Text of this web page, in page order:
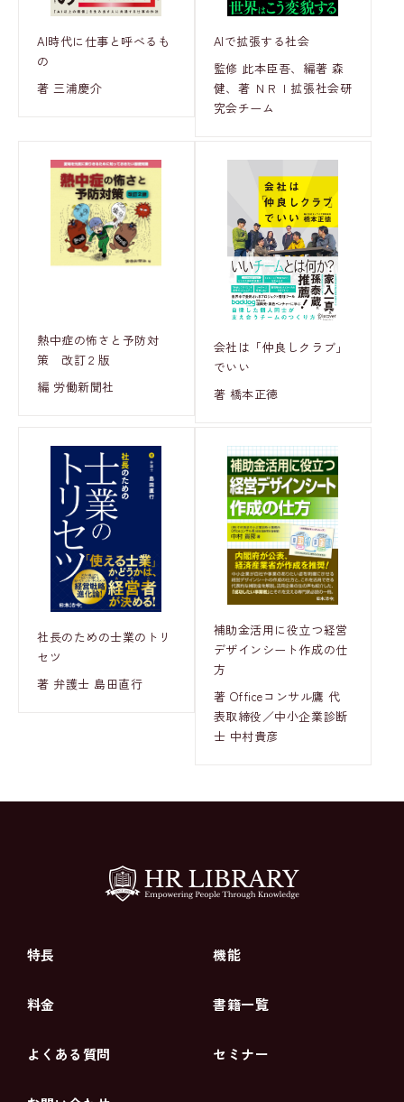
AI時代に仕事と呼べるも
の
著 三浦慶介
AIで拡張する社会
監修 此本臣吾、編著 森
健、著 ＮＲＩ拡張社会研
究会チーム
熱中症の怖さと予防対
策 改訂２版
編 労働新聞社
会社は「仲良しクラブ」
でいい
著 橋本正徳
社長のための士業のトリ
セツ
著 弁護士 島田直行
補助金活用に役立つ経営
デザインシート作成の仕
方
著 Officeコンサル鷹 代
表取締役／中小企業診断
士 中村貴彦
特長 機能
料金 書籍一覧
よくある質問 セミナー